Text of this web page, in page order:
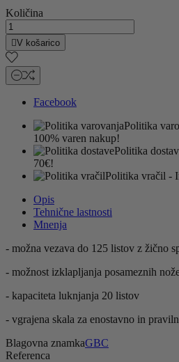
Količina
V košarico
Facebook
Politika
100% varen nakup!
Politika
70€!
Politika vračil -
Opis
Tehnične lastnosti
Mnenja
- možna vezava do 125 listov z žično
- možnost izklapljanja posameznih
- kapaciteta luknjanja 20 listov
- vgrajena skala za enostavno in
Blagovna znamkaGBC
Referenca